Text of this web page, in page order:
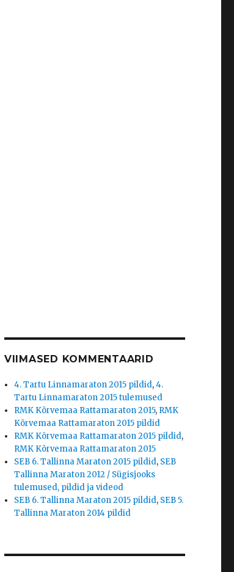
VIIMASED KOMMENTAARID
4. Tartu Linnamaraton 2015 pildid,4.
Tartu Linnamaraton 2015 tulemused
RMK Kõrvemaa Rattamaraton 2015, RMK
Kõrvemaa Rattamaraton 2015 pildid
RMK Kõrvemaa Rattamaraton 2015 pildid,
RMK Kõrvemaa Rattamaraton 2015
SEB 6. Tallinna Maraton 2015 pildid, SEB
Tallinna Maraton 2012 / Sügisjooks
tulemused, pildid ja videod
SEB 6. Tallinna Maraton 2015 pildid, SEB 5.
Tallinna Maraton 2014 pildid